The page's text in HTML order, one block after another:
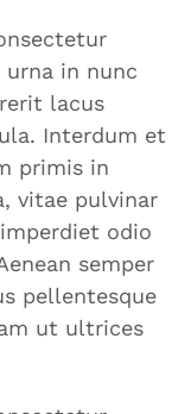
in nunc
lacus
Interdum et
primis in
vitae pulvinar
odio
semper
pellentesque
ut ultrices